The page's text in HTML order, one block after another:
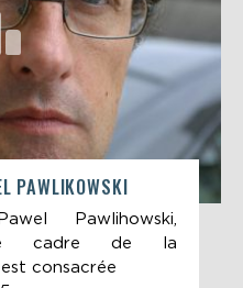
PAWLIKOWSKI
Pawlihowski,
cadre de la
consacrée